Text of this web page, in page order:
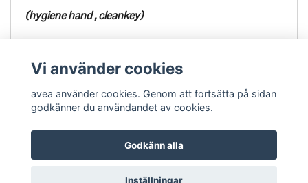
(hygiene hand , cleankey)
Vi använder cookies
avea använder cookies. Genom att fortsätta på sidan
godkänner du användandet av cookies.
Godkänn alla
Inställningar